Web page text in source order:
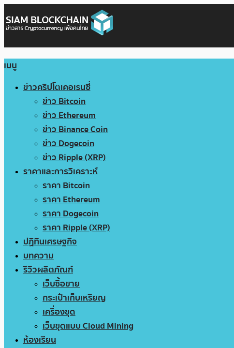
เมนู
ข่าวคริปโตเคอเรนซี่
ข่าว Bitcoin
ข่าว Ethereum
ข่าว Binance Coin
ข่าว Dogecoin
ข่าว Ripple (XRP)
ราคาและการวิเคราะห์
ราคา Bitcoin
ราคา Ethereum
ราคา Dogecoin
ราคา Ripple (XRP)
ปฏิทินเศรษฐกิจ
บทความ
รีวิวผลิตภัณฑ์
เว็บซื้อขาย
กระเป๋าเก็บเหรียญ
เครื่องขุด
เว็บขุดแบบ Cloud Mining
ห้องเรียน